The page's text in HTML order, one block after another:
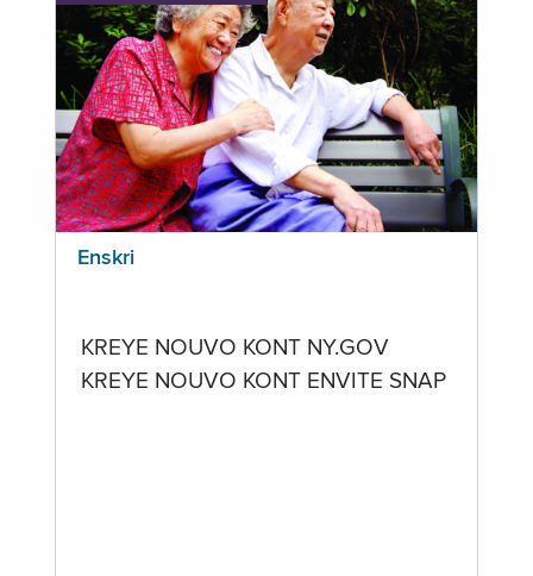
Enskri
KREYE NOUVO KONT NY.GOV
KREYE NOUVO KONT ENVITE SNAP